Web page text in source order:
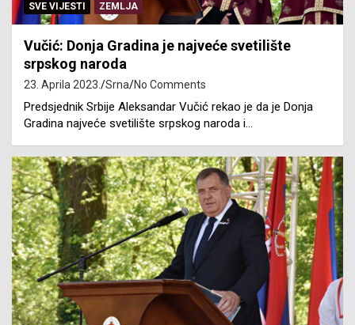
SVE VIJESTI ZEMLJA
Vučić: Donja Gradina je najveće svetilište
srpskog naroda
23. Aprila 2023. Srna No Comments
Predsjednik Srbije Aleksandar Vučić rekao je da je Donja
Gradina najveće svetilište srpskog naroda i…